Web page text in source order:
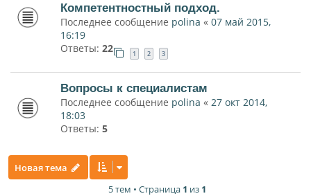
Компетентностный подход.
Последнее сообщение polina « 07 май 2015,
16:19
Ответы: 22 1 2 3
Вопросы к специалистам
Последнее сообщение polina « 27 окт 2014,
18:03
Ответы: 5
Новая тема
5 тем • Страница 1 из 1